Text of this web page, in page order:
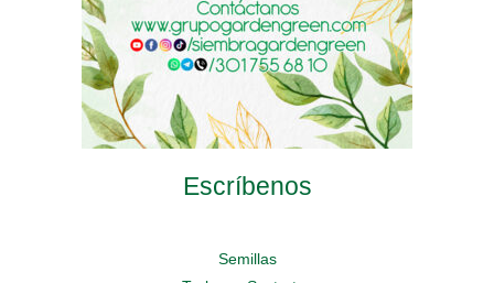
producto
producto
Escríbenos
Semillas